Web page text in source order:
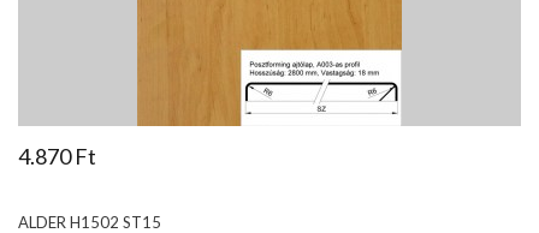
4.870 Ft
ALDER H1502 ST15